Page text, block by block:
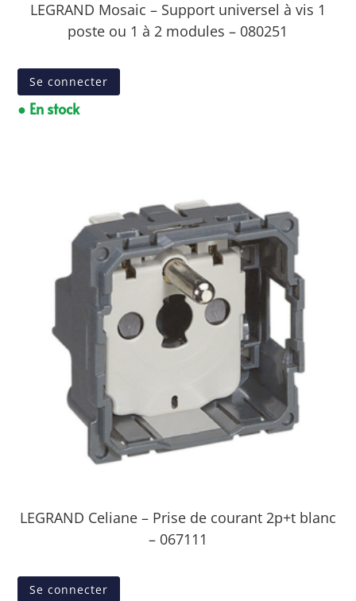
LEGRAND Mosaic – Support universel à vis 1
poste ou 1 à 2 modules – 080251
Se connecter
● En stock
LEGRAND Celiane – Prise de courant 2p+t blanc
– 067111
Se connecter